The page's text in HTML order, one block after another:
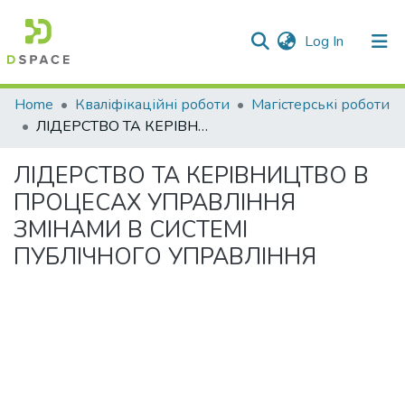
Log In (current)
Communities & Collections
All of DSpace
Statistics
Home Кваліфікаційні роботи
Магістерські роботи
ЛІДЕРСТВО ТА КЕРІВНИЦТВО В ПРОЦЕСАХ УПРАВЛІННЯ ЗМІНАМИ В СИСТЕМІ ПУБЛІЧНОГО УПРАВЛІННЯ
ЛІДЕРСТВО ТА КЕРІВНИЦТВО В
ПРОЦЕСАХ УПРАВЛІННЯ
ЗМІНАМИ В СИСТЕМІ
ПУБЛІЧНОГО УПРАВЛІННЯ